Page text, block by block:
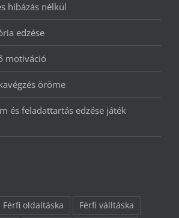
hibázás nélkül
edzése
motiváció
öröme
és feladattartás edzése játék
Férfi oldaltáska
Férfi válltáska